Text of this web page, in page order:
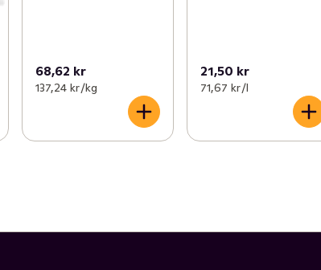
68,62 kr
137,24 kr /kg
21,50 kr
71,67 kr /l